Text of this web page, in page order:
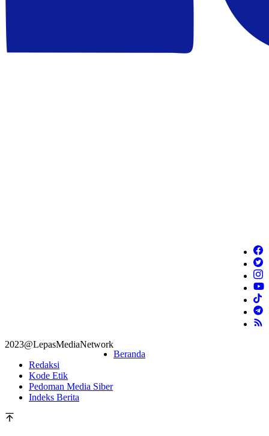
2023@LepasMediaNetwork
Beranda
Redaksi
Kode Etik
Pedoman Media Siber
Indeks Berita